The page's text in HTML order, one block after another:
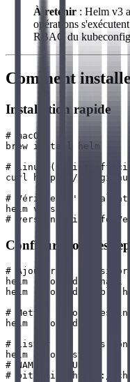
À retenir : Helm v3
opérations
RBAC du
Comment
Installation rapide
# macOS
brew install helm
# Linux (script
curl https://
# Vérifier
helm version
Configuration des
# Ajouter un repository
helm repo add
helm repo add stable
# Mettre à jour les
helm repo update
# Lister les repos
helm repo list
# NAME      URL
# bitnami   https://